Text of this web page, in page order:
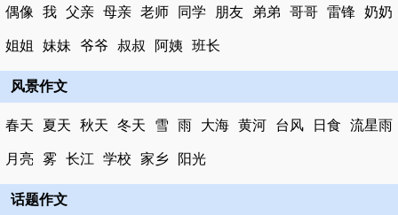
偶像 我 父亲 母亲 老师 同学 朋友 弟弟 哥哥 雷锋 奶奶
姐姐 妹妹 爷爷 叔叔 阿姨 班长
风景作文
春天 夏天 秋天 冬天 雪 雨 大海 黄河 台风 日食 流星雨
月亮 雾 长江 学校 家乡 阳光
话题作文